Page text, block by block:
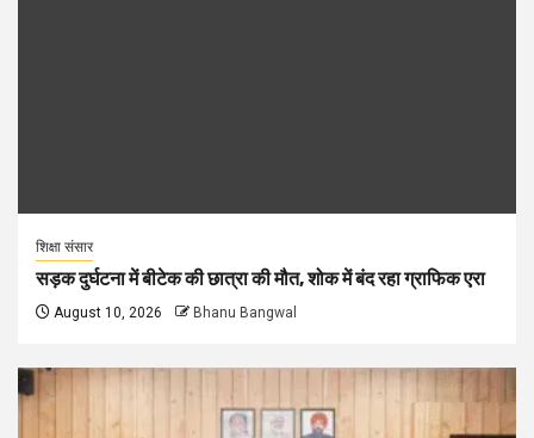
शिक्षा संसार
सड़क दुर्घटना में बीटेक की छात्रा की मौत, शोक में बंद रहा ग्राफिक एरा
August 10, 2026 Bhanu Bangwal